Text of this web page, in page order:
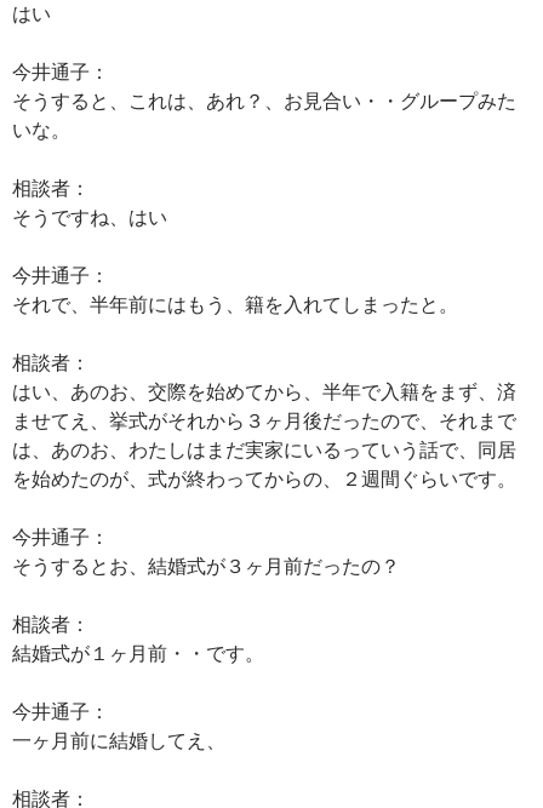
はい
今井通子：
そうすると、これは、あれ？、お見合い・・グループみた
いな。
相談者：
そうですね、はい
今井通子：
それで、半年前にはもう、籍を入れてしまったと。
相談者：
はい、あのお、交際を始めてから、半年で入籍をまず、済
ませてえ、挙式がそれから３ヶ月後だったので、それまで
は、あのお、わたしはまだ実家にいるっていう話で、同居
を始めたのが、式が終わってからの、２週間ぐらいです。
今井通子：
そうするとお、結婚式が３ヶ月前だったの？
相談者：
結婚式が１ヶ月前・・です。
今井通子：
一ヶ月前に結婚してえ、
相談者：